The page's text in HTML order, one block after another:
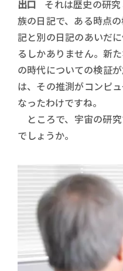
出口それは歴史の研究
族の日記で、ある時点
記と別の日記のあいだ
るしかありません。新
の時代についての検証
は、その推測がコンピ
なったわけですね。
ところで、宇宙の研
でしょうか。